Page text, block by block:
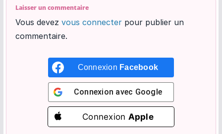
Laisser un commentaire
Vous devez vous connecterpour publier un
commentaire.
Connexion Facebook
Connexion avec Google
Connexion Apple